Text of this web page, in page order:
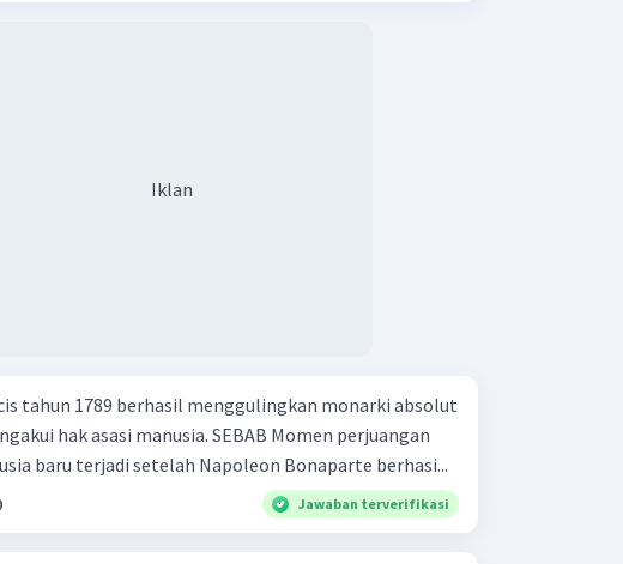
Iklan
tahun 1789 berhasil menggulingkan monarki absolut
manusia. SEBAB Momen perjuangan
baru terjadi setelah Napoleon Bonaparte berhasi...
Jawaban terverifikasi